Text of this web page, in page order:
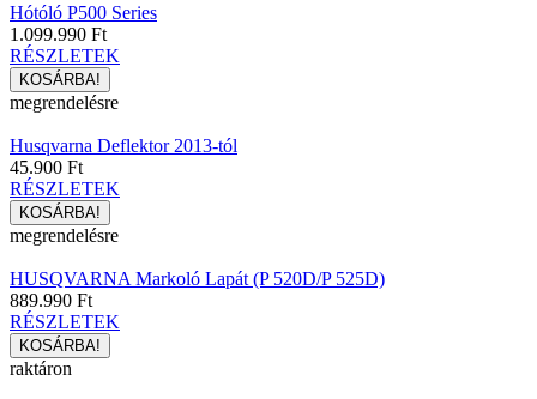
Hótóló P500 Series
1.099.990 Ft
RÉSZLETEK
megrendelésre
Husqvarna Deflektor 2013-tól
45.900 Ft
RÉSZLETEK
megrendelésre
HUSQVARNA Markoló Lapát (P 520D/P 525D)
889.990 Ft
RÉSZLETEK
raktáron